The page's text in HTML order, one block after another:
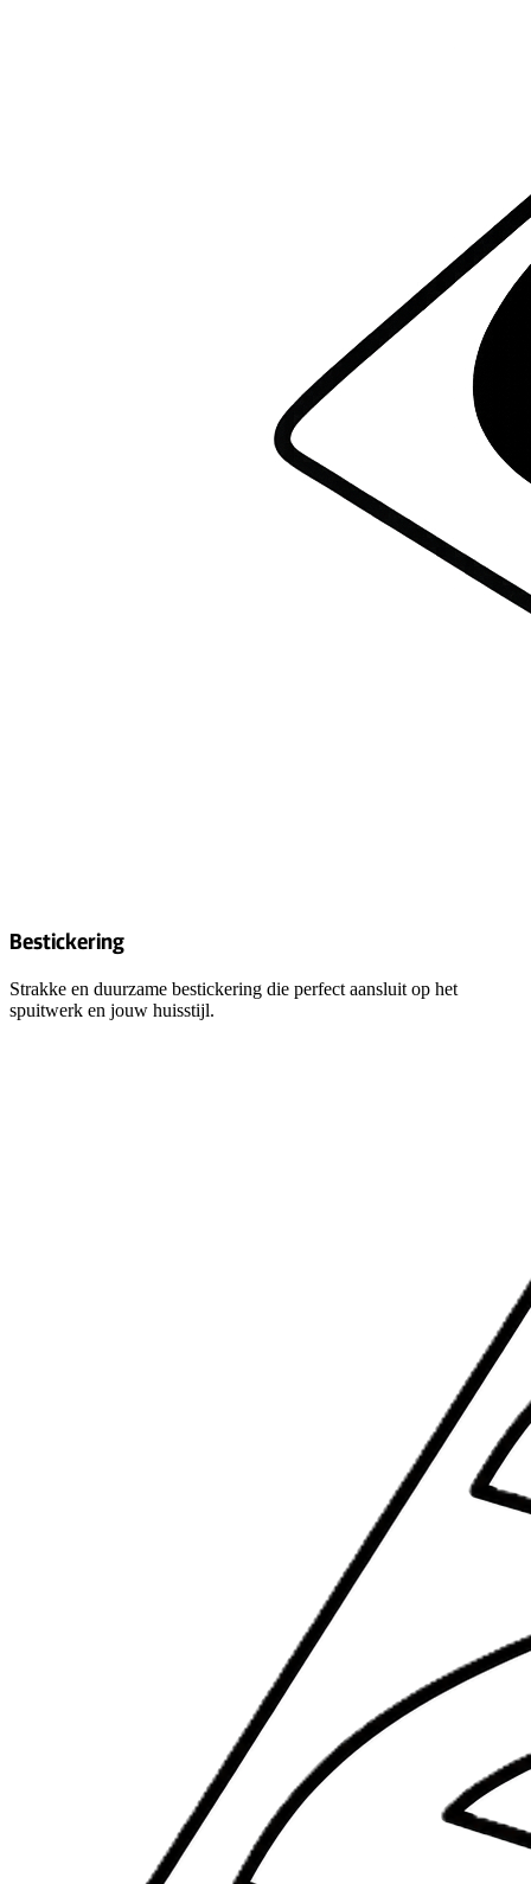
Bestickering
Strakke en duurzame bestickering die perfect aansluit op het
spuitwerk en jouw huisstijl.